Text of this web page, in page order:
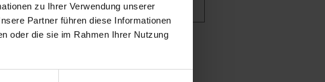
zu Ihrer Verwendung unserer
Partner führen diese Informationen
oder die sie im Rahmen Ihrer Nutzung